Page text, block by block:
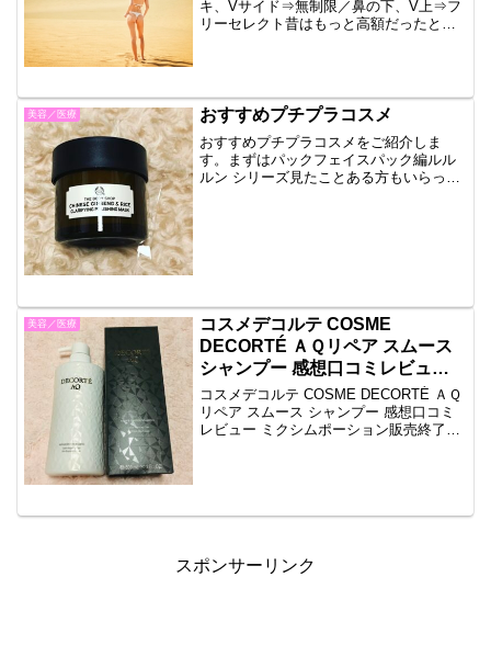
キ、Vサイド⇒無制限／鼻の下、V上⇒フ
リーセレクト昔はもっと高額だったと言
美容／医療 おすすめプチプラコスメ
おすすめプチプラコスメをご紹介しま
す。まずはパックフェイスパック編ルル
ルン シリーズ見たことある方もいらっし
美容／医療
コスメデコルテ COSME
DECORTÉ ＡＱリペア スムース
シャンプー 感想口コミレビュー
ミクシムポーション 販売終了？
コスメデコルテ COSME DECORTÉ ＡＱ
リペア スムース シャンプー 感想口コミ
レビュー ミクシムポーション販売終了？
スポンサーリンク